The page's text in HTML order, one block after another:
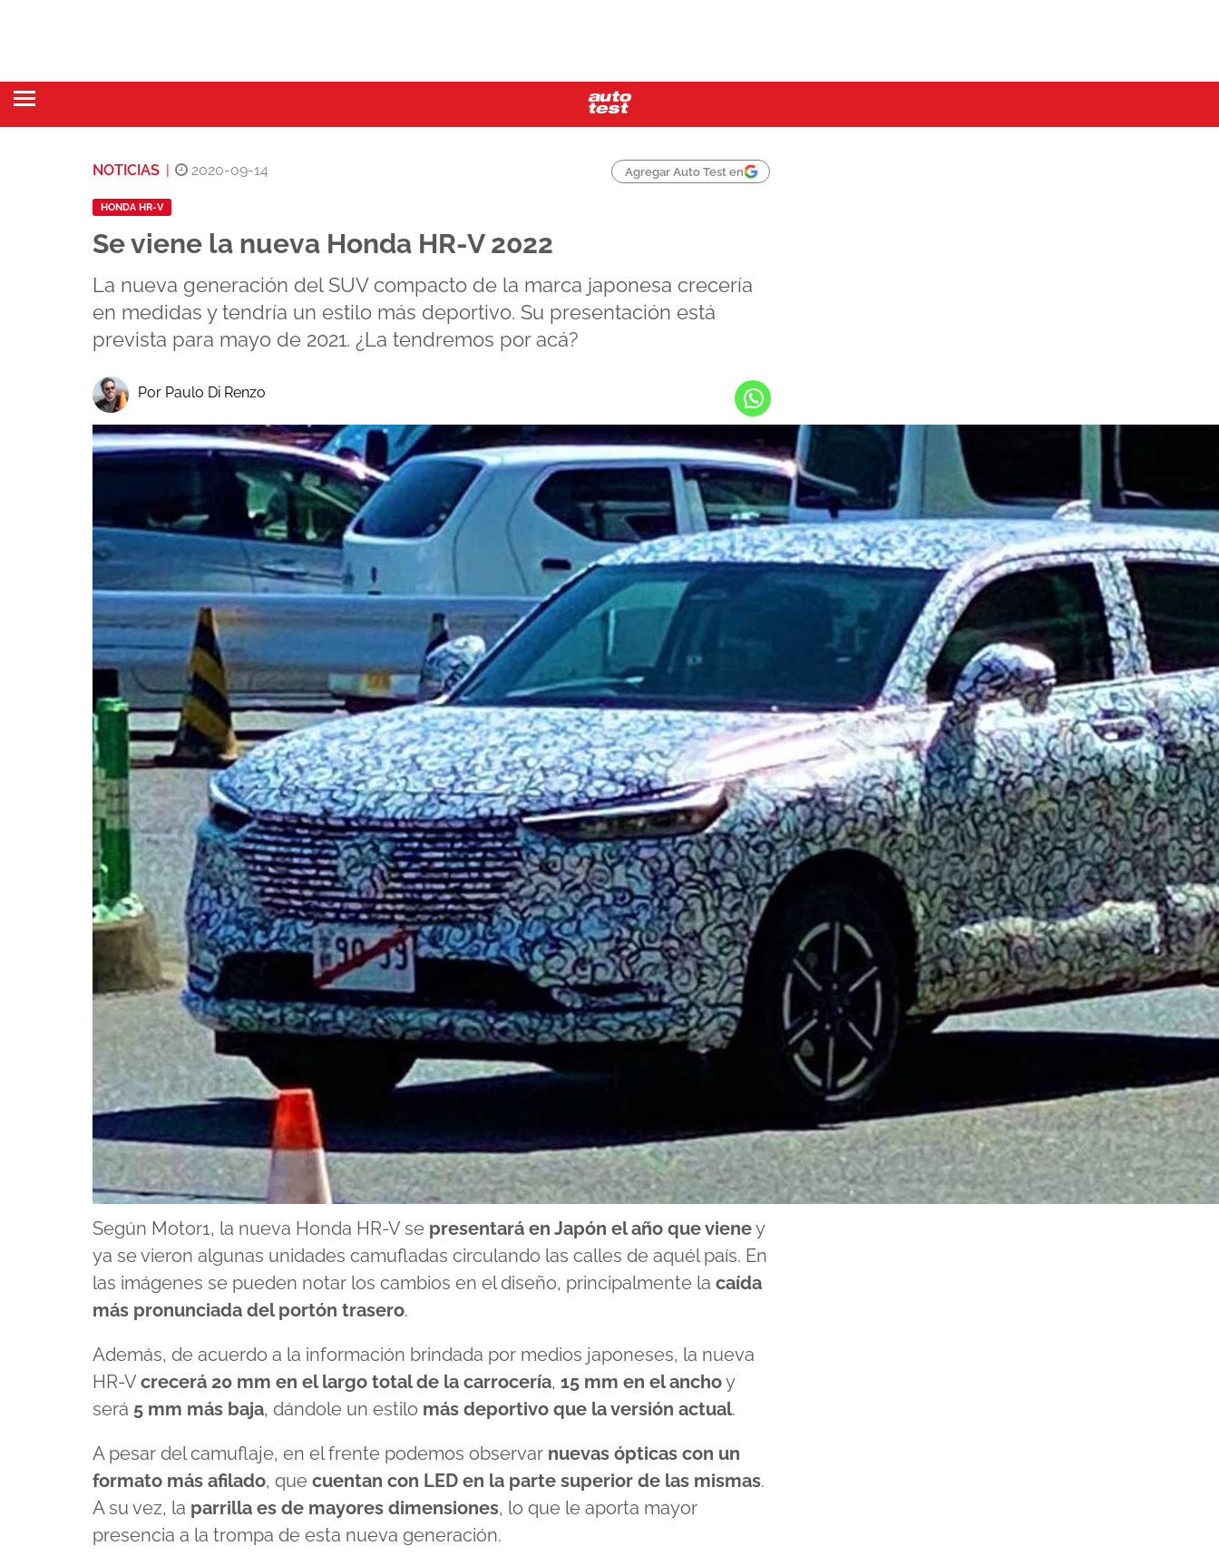
NOTICIAS 2020-09-14 Agregar Auto Test en
HONDA HR-V
Se viene la nueva Honda HR-V 2022
La nueva generación del SUV compacto de la marca japonesa crecería
en medidas y tendría un estilo más deportivo. Su presentación está
prevista para mayo de 2021. ¿La tendremos por acá?
Por Paulo Di Renzo
Según Motor1, la nueva Honda HR-V se presentará en Japón el año que vieney
ya se vieron algunas unidades camufladas circulando las calles de aquél país. En
las imágenes se pueden notar los cambios en el diseño, principalmente la caída
más pronunciada del portón trasero.
Además, de acuerdo a la información brindada por medios japoneses, la nueva
HR-V crecerá 20 mm en el largo total de la carrocería, 15 mm en el anchoy
será 5 mm más baja, dándole un estilo más deportivo que la versión actual.
A pesar del camuflaje, en el frente podemos observar nuevas ópticas con un
formato más afilado, que cuentan con LED en la parte superior de las mismas.
A su vez, la parrilla es de mayores dimensiones, lo que le aporta mayor
presencia a la trompa de esta nueva generación.